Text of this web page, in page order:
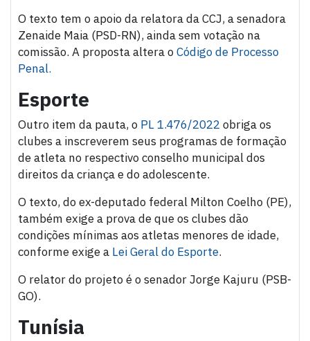
O texto tem o apoio da relatora da CCJ, a senadora
Zenaide Maia (PSD-RN), ainda sem votação na
comissão. A proposta altera oCódigo de Processo
Penal.
Esporte
Outro item da pauta, o PL 1.476/2022 obriga os
clubes a inscreverem seus programas de formação
de atleta no respectivo conselho municipal dos
direitos da criança e do adolescente.
O texto, do ex-deputado federal Milton Coelho (PE),
também exige a prova de que os clubes dão
condições mínimas aos atletas menores de idade,
conforme exige a Lei Geral do Esporte.
O relator do projeto é o senador Jorge Kajuru (PSB-
GO).
Tunísia